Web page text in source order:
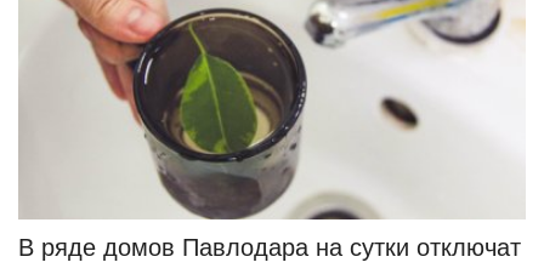
В ряде домов Павлодара на сутки отключат